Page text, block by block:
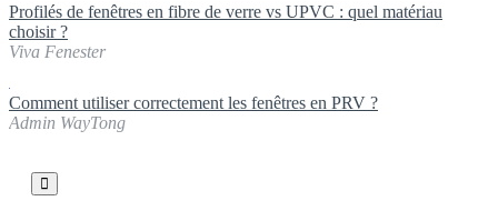
Profilés de fenêtres en fibre de verre vs UPVC : quel matériau
choisir ?
Viva Fenester
Comment utiliser correctement les fenêtres en PRV ?
Admin WayTong